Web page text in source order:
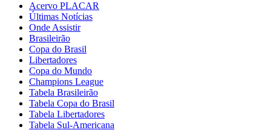
Acervo PLACAR
Últimas Notícias
Onde Assistir
Brasileirão
Copa do Brasil
Libertadores
Copa do Mundo
Champions League
Tabela Brasileirão
Tabela Copa do Brasil
Tabela Libertadores
Tabela Sul-Americana